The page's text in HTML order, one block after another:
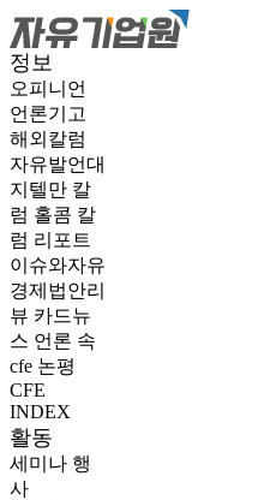
정보
오피니언
언론기고
해외칼럼
자유발언대
지텔만 칼
럼 홀콤 칼
럼 리포트
이슈와자유
경제법안리
뷰 카드뉴
스 언론 속
cfe 논평
CFE
INDEX
활동
세미나 행
사